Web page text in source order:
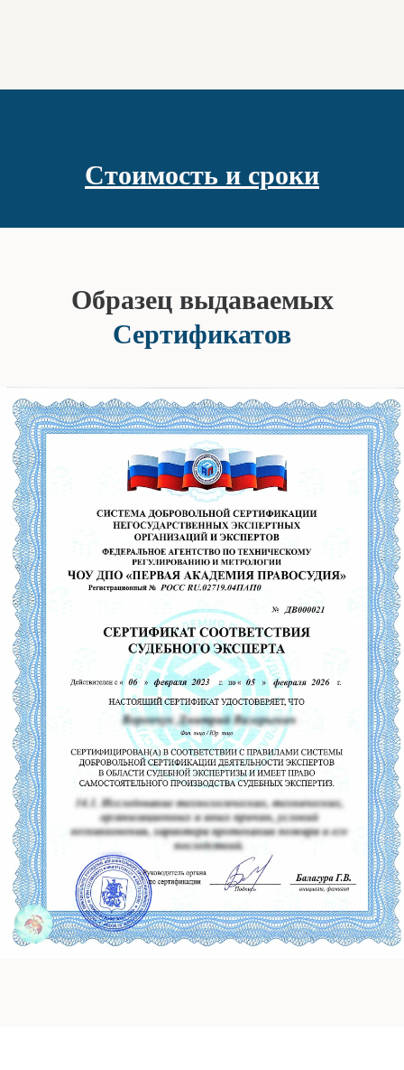
Стоимость и сроки
Образец выдаваемых
Сертификатов